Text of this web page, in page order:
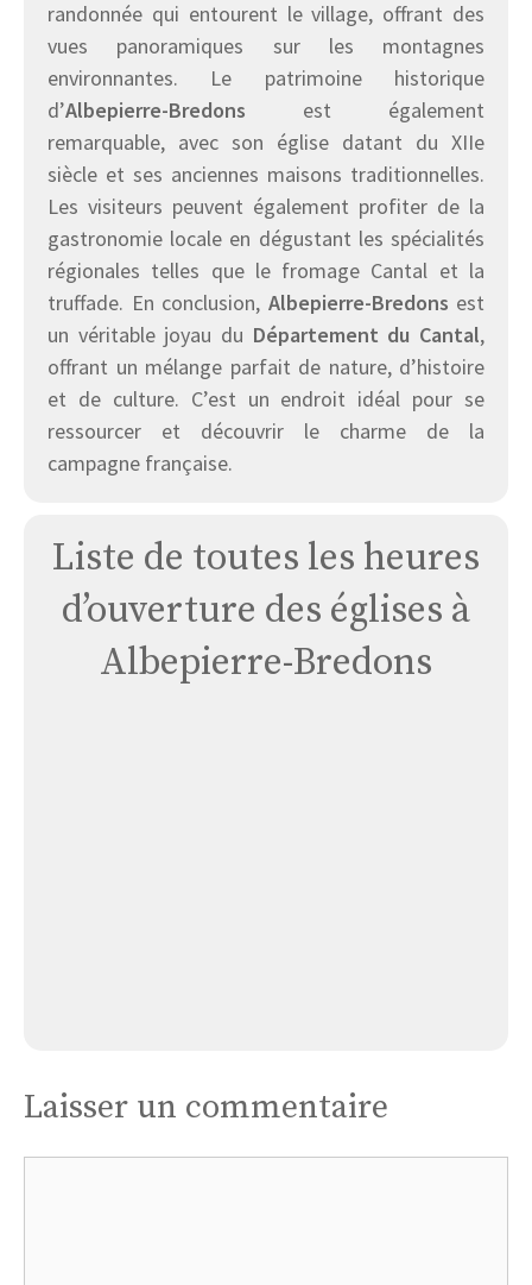
randonnée qui entourent le village, offrant des
vues panoramiques sur les montagnes
environnantes. Le patrimoine historique
d’Albepierre-Bredons est également
remarquable, avec son église datant du XIIe
siècle et ses anciennes maisons traditionnelles.
Les visiteurs peuvent également profiter de la
gastronomie locale en dégustant les spécialités
régionales telles que le fromage Cantal et la
truffade. En conclusion, Albepierre-Bredons est
un véritable joyau du Département du Cantal,
offrant un mélange parfait de nature, d’histoire
et de culture. C’est un endroit idéal pour se
ressourcer et découvrir le charme de la
campagne française.
Liste de toutes les heures
d’ouverture des églises à
Albepierre-Bredons
Laisser un commentaire